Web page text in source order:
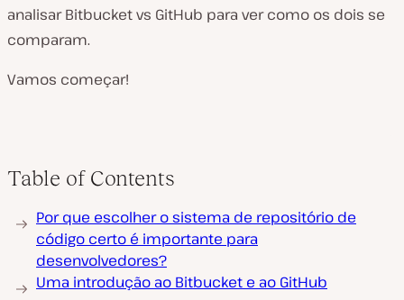
analisar Bitbucket vs GitHub para ver como os dois se
comparam.
Vamos começar!
Table of Contents
Por que escolher o sistema de repositório de
código certo é importante para
desenvolvedores?
Uma introdução ao Bitbucket e ao GitHub